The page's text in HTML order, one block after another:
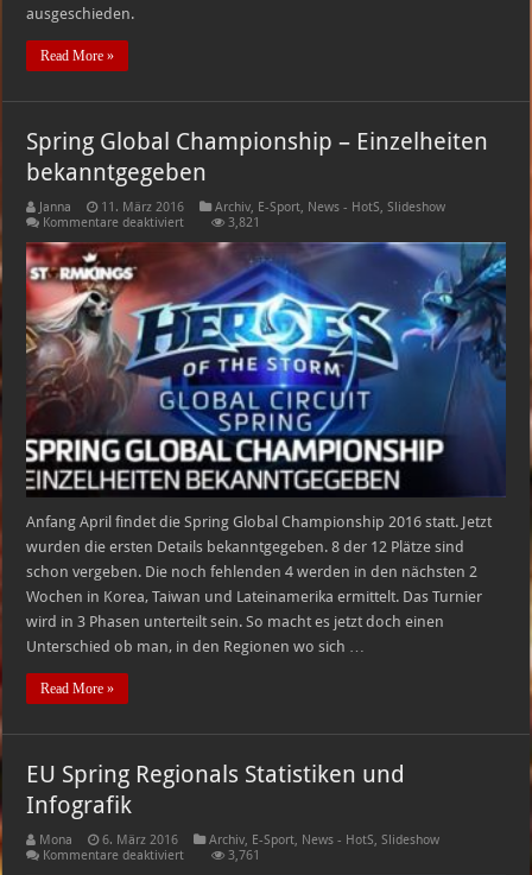
ausgeschieden.
Read More »
Spring Global Championship – Einzelheiten
bekanntgegeben
Janna 11. März 2016 Archiv, E-Sport, News - HotS,Slideshow
Kommentare deaktiviertfür
Global
Championship
Einzelheiten
bekanntgegeben
3,821
Anfang April findet die Spring Global Championship 2016 statt. Jetzt
wurden die ersten Details bekanntgegeben. 8 der 12 Plätze sind
schon vergeben. Die noch fehlenden 4 werden in den nächsten 2
Wochen in Korea, Taiwan und Lateinamerika ermittelt. Das Turnier
wird in 3 Phasen unterteilt sein. So macht es jetzt doch einen
Unterschied ob man, in den Regionen wo sich …
Read More »
EU Spring Regionals Statistiken und
Infografik
Mona 6. März 2016 Archiv, E-Sport, News - HotS,Slideshow
Kommentare deaktiviertfür
3,761